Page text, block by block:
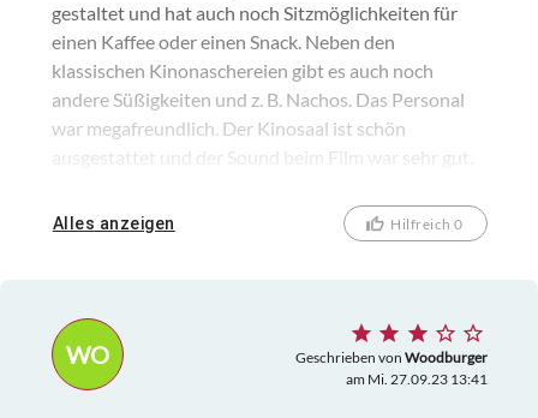
gestaltet und hat auch noch Sitzmöglichkeiten für
einen Kaffee oder einen Snack. Neben den
klassischen Kinonaschereien gibt es auch noch
andere Süßigkeiten und z. B. Nachos. Das Personal
war megafreundlich. Der Kinosaal ist schön
ausgestattet und der Sound beim Film war sehr gut.
wieder.
Alles anzeigen Hilfreich 0
WO Geschrieben von Woodburger
am Mi. 27.09.23 13:41